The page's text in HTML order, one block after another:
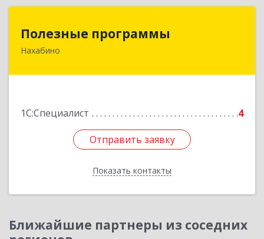
Полезные программы
Нахабино
1С:Специалист 4
Отправить заявку
Показать контакты
143432, Московская обл, Красногорский р-н,
Отправить заявку
Назад
Ближайшие партнеры из соседних